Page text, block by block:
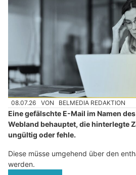
08.07.26 VON BELMEDIA REDAKTION
Eine gefälschte E-Mail im Namen
Webland behauptet, die hinterlegte
ungültig oder fehle.
Diese müsse umgehend über den
werden.